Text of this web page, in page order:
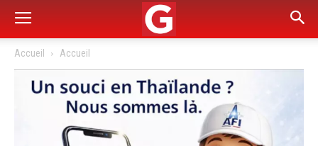
Accueil Accueil